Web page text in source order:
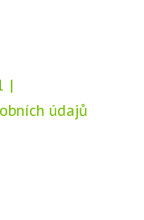
|
údajů